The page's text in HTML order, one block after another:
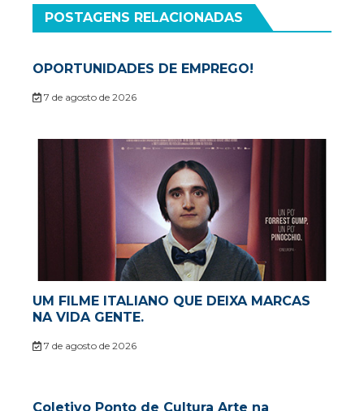
POSTAGENS RELACIONADAS
OPORTUNIDADES DE EMPREGO!
7 de agosto de 2026
UM FILME ITALIANO QUE DEIXA MARCAS
NA VIDA GENTE.
7 de agosto de 2026
Coletivo Ponto de Cultura Arte na